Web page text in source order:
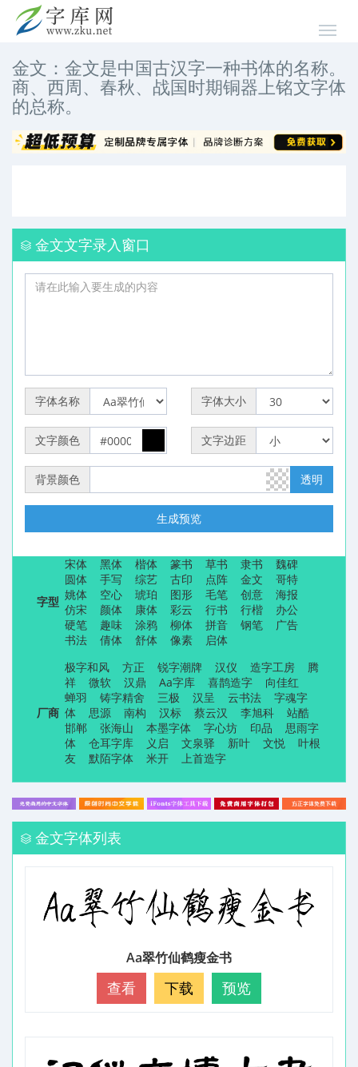
金文：金文是中国古汉字一种书体的名称。
商、西周、春秋、战国时期铜器上铭文字体
的总称。
金文文字录入窗口
字体名称
文字颜色
字体大小
文字边距
背景颜色 透明
生成预览
字型
宋体 黑体 楷体 篆书 草书 隶书
魏碑
圆体
手写 综艺 古印 点阵 金文
哥特
姚体
空心 琥珀 图形 毛笔 创意
海报
仿宋
颜体 康体 彩云 行书 行楷
办公
硬笔
趣味 涂鸦 柳体 拼音 钢笔
广告
书法
倩体 舒体 像素 启体
厂商
极字和风 方正 锐字潮牌 汉仪 造字工房
腾
祥
微软 汉鼎 Aa字库 喜鹊造字
向佳红
蝉羽
铸字精舍 三极 汉呈 云书法
字魂字
体
思源 南构 汉标 蔡云汉 李旭科
站酷
邯郸
张海山 本墨字体 字心坊 印品
思雨字
体
仓耳字库 义启 文泉驿 新叶 文悦
叶根
友
默陌字体 米开 上首造字
金文字体列表
Aa翠竹仙鹤瘦金书
查看 下载 预览